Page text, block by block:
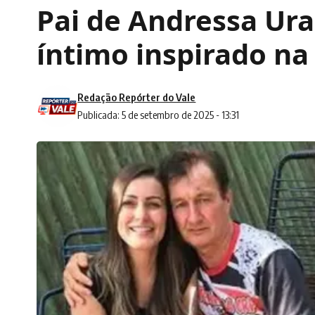
Pai de Andressa
íntimo inspirado
Publicada: 5 de setembro de 2025 - 13:31
Redação Repórter do Vale